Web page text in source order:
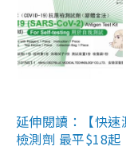
延伸閱讀：【快
檢測劑 最平$18